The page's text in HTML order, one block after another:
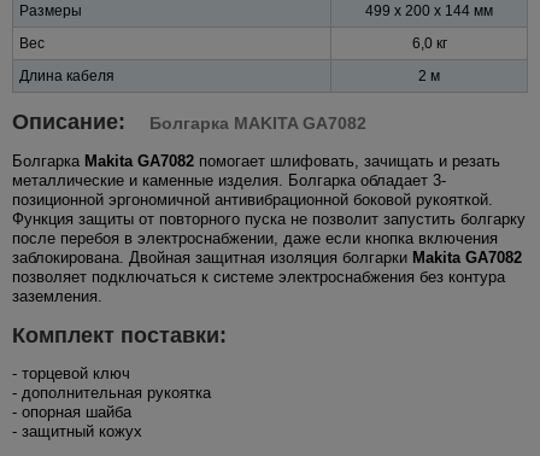
Размеры
499 х 200 х 144 мм
Вес
6,0 кг
Длина кабеля
2 м
Описание: Болгарка MAKITA GA7082
Болгарка Makita GA7082 помогает шлифовать, зачищать и резать
металлические и каменные изделия. Болгарка обладает 3-
позиционной эргономичной антивибрационной боковой рукояткой.
Функция защиты от повторного пуска не позволит запустить болгарку
после перебоя в электроснабжении, даже если кнопка включения
заблокирована. Двойная защитная изоляция болгарки Makita GA7082
позволяет подключаться к системе электроснабжения без контура
заземления.
Комплект поставки:
- торцевой ключ
- дополнительная рукоятка
- опорная шайба
- защитный кожух